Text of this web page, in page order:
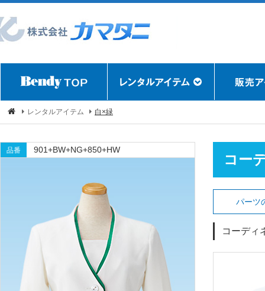
レンタルアイテム 白×緑
品番 901+BW+NG+850+HW
コー
パーツ
コーディ